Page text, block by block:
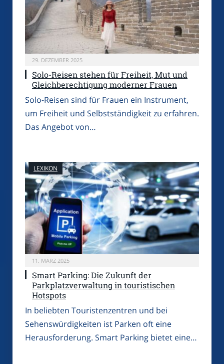
29. DEZEMBER 2025
Solo-Reisen stehen für Freiheit, Mut und
Gleichberechtigung moderner Frauen
Solo-Reisen sind für Frauen ein Instrument,
um Freiheit und Selbstständigkeit zu erfahren.
Das Angebot von…
LEXIKON
11. MÄRZ 2025
Smart Parking: Die Zukunft der
Parkplatzverwaltung in touristischen
Hotspots
In beliebten Touristenzentren und bei
Sehenswürdigkeiten ist Parken oft eine
Herausforderung. Smart Parking bietet eine…